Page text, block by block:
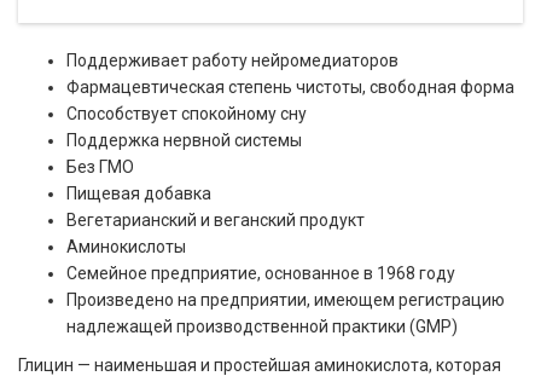
Поддерживает работу нейромедиаторов
Фармацевтическая степень чистоты, свободная форма
Способствует спокойному сну
Поддержка нервной системы
Без ГМО
Пищевая добавка
Вегетарианский и веганский продукт
Аминокислоты
Семейное предприятие, основанное в 1968 году
Произведено на предприятии, имеющем регистрацию
надлежащей производственной практики (GMP)
Глицин — наименьшая и простейшая аминокислота, которая